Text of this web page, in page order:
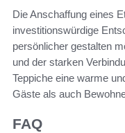
Die Anschaffung eines
investitionswürdige
persönlicher gestalten
und der starken
Teppiche eine warme
Gäste als auch
FAQ